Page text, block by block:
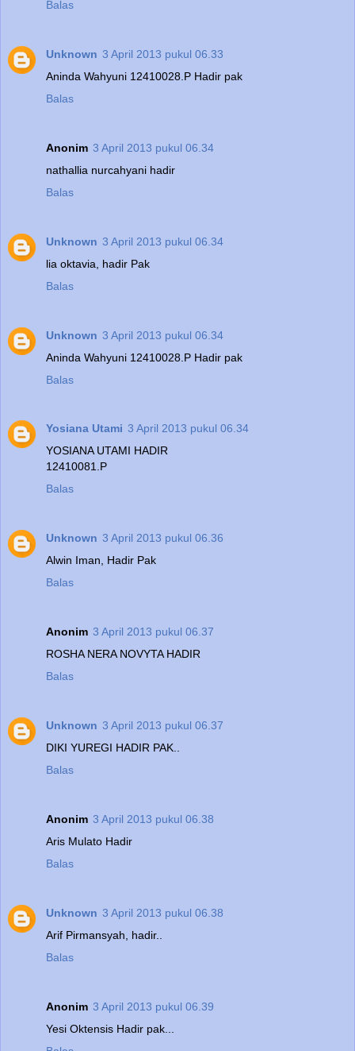
Balas
Unknown 3 April 2013 pukul 06.33
Aninda Wahyuni 12410028.P Hadir pak
Balas
Anonim 3 April 2013 pukul 06.34
nathallia nurcahyani hadir
Balas
Unknown 3 April 2013 pukul 06.34
lia oktavia, hadir Pak
Balas
Unknown 3 April 2013 pukul 06.34
Aninda Wahyuni 12410028.P Hadir pak
Balas
Yosiana Utami 3 April 2013 pukul 06.34
YOSIANA UTAMI HADIR
12410081.P
Balas
Unknown 3 April 2013 pukul 06.36
Alwin Iman, Hadir Pak
Balas
Anonim 3 April 2013 pukul 06.37
ROSHA NERA NOVYTA HADIR
Balas
Unknown 3 April 2013 pukul 06.37
DIKI YUREGI HADIR PAK..
Balas
Anonim 3 April 2013 pukul 06.38
Aris Mulato Hadir
Balas
Unknown 3 April 2013 pukul 06.38
Arif Pirmansyah, hadir..
Balas
Anonim 3 April 2013 pukul 06.39
Yesi Oktensis Hadir pak...